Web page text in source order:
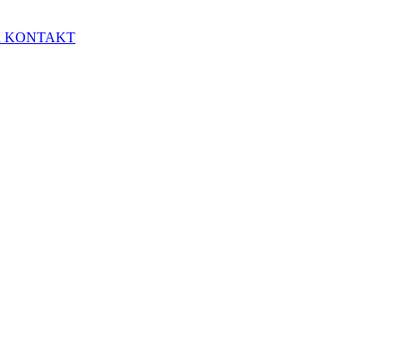
KONTAKT